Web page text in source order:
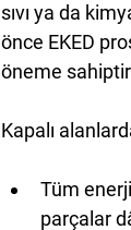
sıvı ya da
önce EKED
öneme
Kapalı
Tüm
parçalar